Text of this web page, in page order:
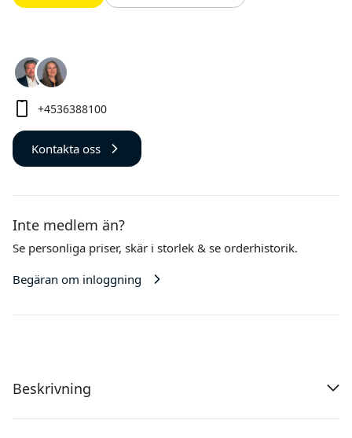
+4536388100
Kontakta oss
Inte medlem än?
Se personliga priser, skär i storlek & se orderhistorik.
Begäran om inloggning
Beskrivning